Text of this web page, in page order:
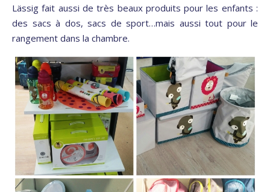
Lässig fait aussi de très beaux produits pour les enfants :
des sacs à dos, sacs de sport…mais aussi tout pour le
rangement dans la chambre.